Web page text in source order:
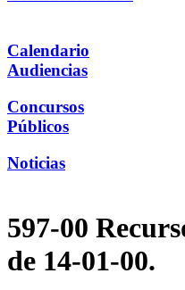
Calendario
Audiencias
Concursos
Públicos
Noticias
597-00
de 14-01-00.